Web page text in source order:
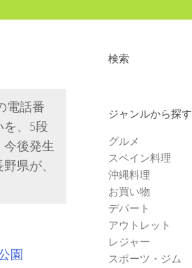
電話番
を、5段
後発生
県が、
園
検索
ジャンルから探す
グルメ
スペイン料理
沖縄料理
お買い物
デパート
アウトレット
レジャー
スポーツ・ジム